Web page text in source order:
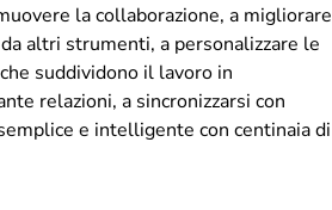
la collaborazione, a migliorare
altri strumenti, a personalizzare le
suddividono il lavoro in
relazioni, a sincronizzarsi con
e intelligente con centinaia di